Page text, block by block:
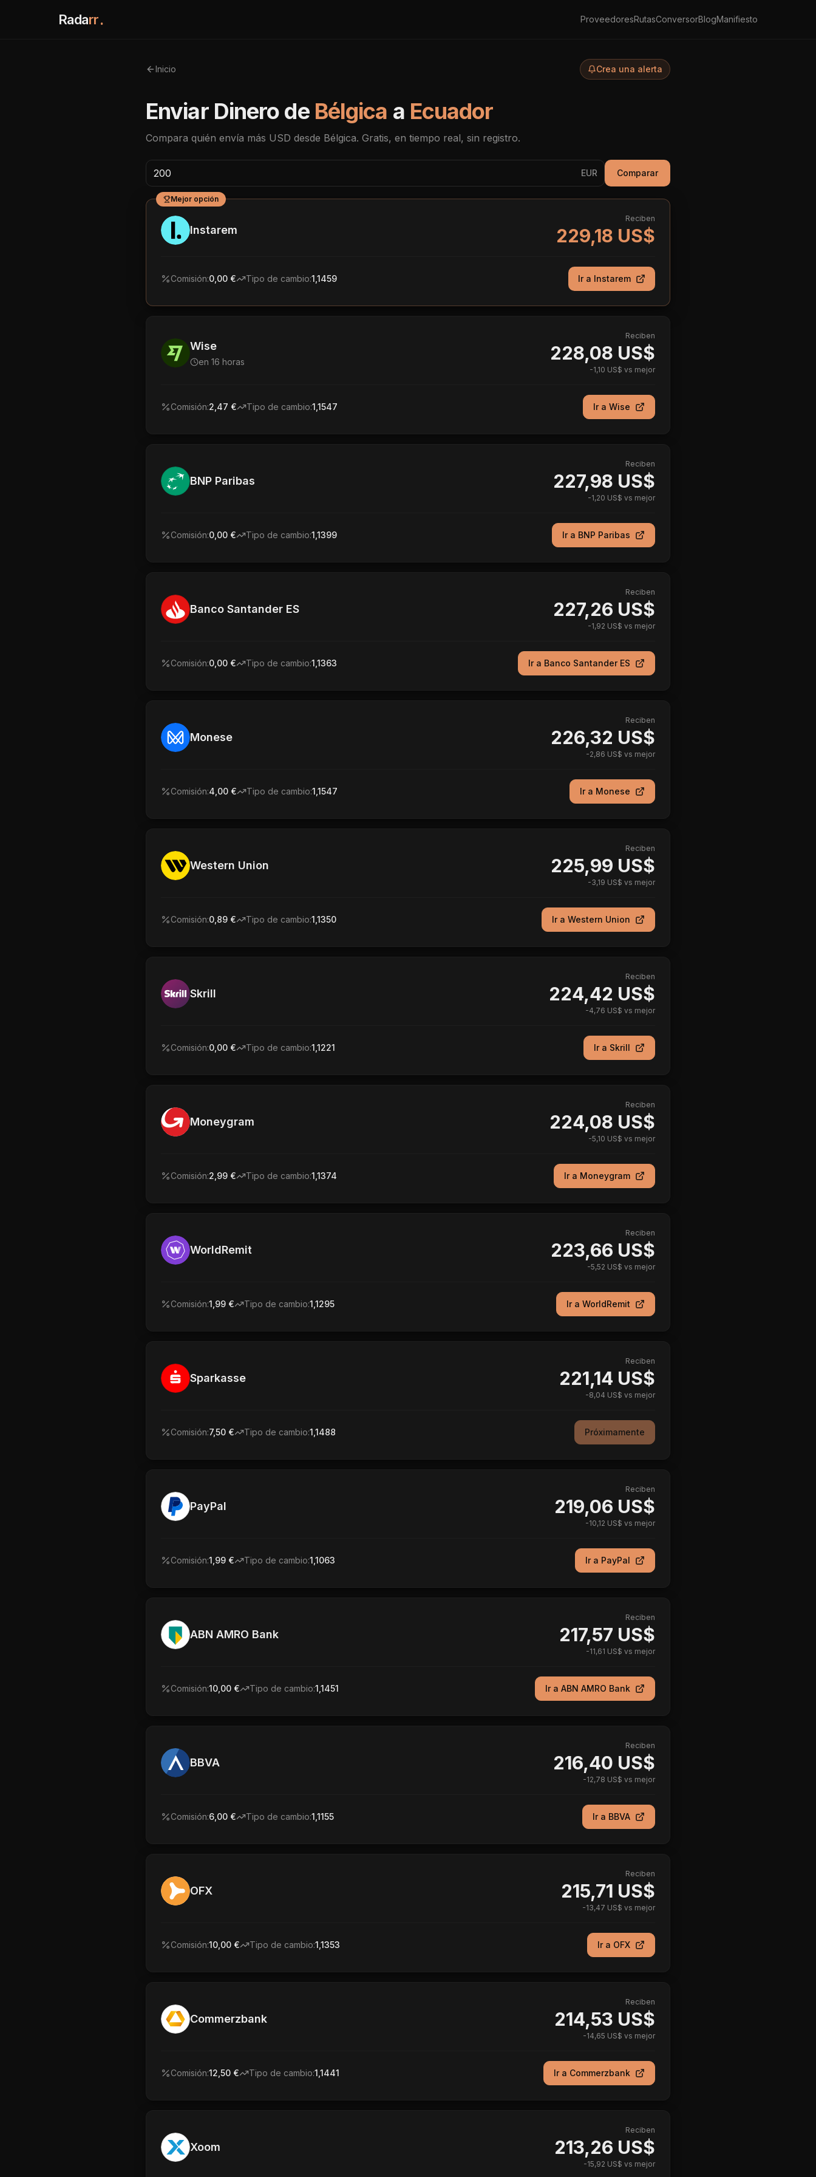
Radarr. ProveedoresRutasConversorBlogManifiesto
Inicio Crea una alerta
Enviar Dinero de Bélgica a Ecuador
Compara quién envía más USD desde Bélgica. Gratis, en tiempo real, sin registro.
EUR Comparar
Mejor opción
Instarem
Reciben
229,18 US$
Comisión:0,00 € Tipo de cambio:1,1459 Ir a Instarem
Wise
en 16 horas
Reciben
228,08 US$
-1,10 US$ vs mejor
Comisión:2,47 € Tipo de cambio:1,1547 Ir a Wise
BNP Paribas
Reciben
227,98 US$
-1,20 US$ vs mejor
Comisión:0,00 € Tipo de cambio:1,1399 Ir a BNP Paribas
Banco Santander ES
Reciben
227,26 US$
-1,92 US$ vs mejor
Comisión:0,00 € Tipo de cambio:1,1363 Ir a Banco Santander ES
Monese
Reciben
226,32 US$
-2,86 US$ vs mejor
Comisión:4,00 € Tipo de cambio:1,1547 Ir a Monese
Western Union
Reciben
225,99 US$
-3,19 US$ vs mejor
Comisión:0,89 € Tipo de cambio:1,1350 Ir a Western Union
Skrill
Reciben
224,42 US$
-4,76 US$ vs mejor
Comisión:0,00 € Tipo de cambio:1,1221 Ir a Skrill
Moneygram
Reciben
224,08 US$
-5,10 US$ vs mejor
Comisión:2,99 € Tipo de cambio:1,1374 Ir a Moneygram
WorldRemit
Reciben
223,66 US$
-5,52 US$ vs mejor
Comisión:1,99 € Tipo de cambio:1,1295 Ir a WorldRemit
Sparkasse
Reciben
221,14 US$
-8,04 US$ vs mejor
Comisión:7,50 € Tipo de cambio:1,1488 Próximamente
PayPal
Reciben
219,06 US$
-10,12 US$ vs mejor
Comisión:1,99 € Tipo de cambio:1,1063 Ir a PayPal
ABN AMRO Bank
Reciben
217,57 US$
-11,61 US$ vs mejor
Comisión:10,00 € Tipo de cambio:1,1451 Ir a ABN AMRO Bank
BBVA
Reciben
216,40 US$
-12,78 US$ vs mejor
Comisión:6,00 € Tipo de cambio:1,1155 Ir a BBVA
OFX
Reciben
215,71 US$
-13,47 US$ vs mejor
Comisión:10,00 € Tipo de cambio:1,1353 Ir a OFX
Commerzbank
Reciben
214,53 US$
-14,65 US$ vs mejor
Comisión:12,50 € Tipo de cambio:1,1441 Ir a Commerzbank
Xoom
Reciben
213,26 US$
-15,92 US$ vs mejor